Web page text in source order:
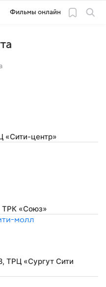
Фильмы онлайн
«Сити-центр»
ТРК «Союз»
молл
ТРЦ «Сургут Сити